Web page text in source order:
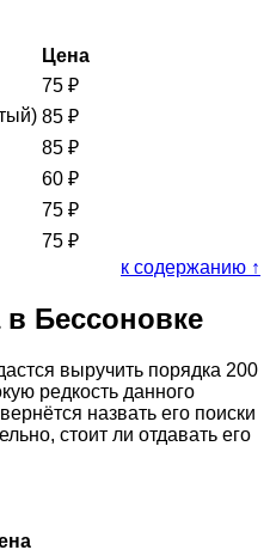
Цена
75 ₽
85 ₽
85 ₽
60 ₽
75 ₽
75 ₽
к содержанию ↑
Бессоновке
выручить порядка 200
редкость данного
назвать его поиски
стоит ли отдавать его